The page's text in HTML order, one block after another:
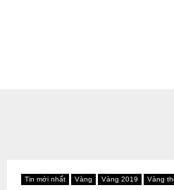
Tin mới nhất Vàng Vàng 2019 Vàng